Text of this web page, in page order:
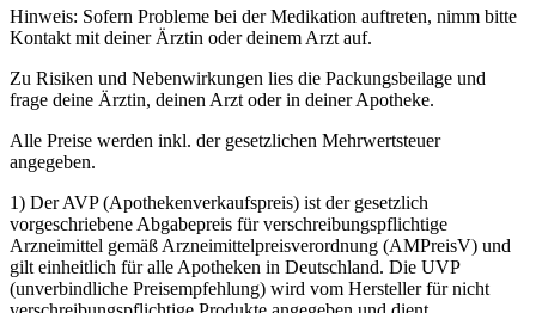
Hinweis: Sofern Probleme bei der Medikation auftreten, nimm bitte
Kontakt mit deiner Ärztin oder deinem Arzt auf.
Zu Risiken und Nebenwirkungen lies die Packungsbeilage und
frage deine Ärztin, deinen Arzt oder in deiner Apotheke.
Alle Preise werden inkl. der gesetzlichen Mehrwertsteuer
angegeben.
1) Der AVP (Apothekenverkaufspreis) ist der gesetzlich
vorgeschriebene Abgabepreis für verschreibungspflichtige
Arzneimittel gemäß Arzneimittelpreisverordnung (AMPreisV) und
gilt einheitlich für alle Apotheken in Deutschland. Die UVP
(unverbindliche Preisempfehlung) wird vom Hersteller für nicht